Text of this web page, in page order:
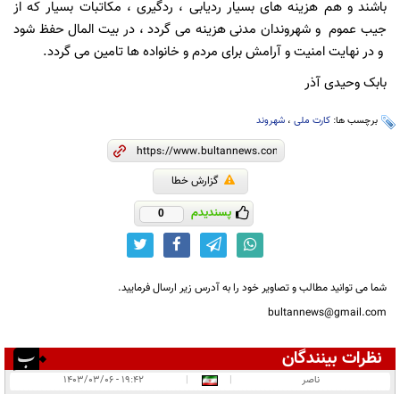
باشند و هم هزینه های بسیار ردیابی ، ردگیری ، مکاتبات بسیار که از
جیب عموم و شهروندان مدنی هزینه می گردد ، در بیت المال حفظ شود
و در نهایت امنیت و آرامش برای مردم و خانواده ها تامین می گردد.
بابک وحیدی آذر
برچسب ها: کارت ملی ، شهروند
گزارش خطا
پسندیدم 0
شما می توانید مطالب و تصاویر خود را به آدرس زیر ارسال فرمایید.
bultannews@gmail.com
نظرات بینندگان
ناصر |
|
۱۹:۴۲ - ۱۴۰۳/۰۳/۰۶